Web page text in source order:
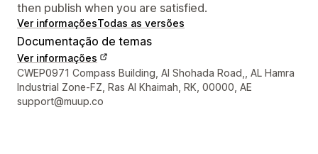
then publish when you are satisfied.
Ver informaçõesTodas as versões
Documentação de temas
Ver informações
Informações de contato do designer
CWEP0971 Compass Building, Al Shohada Road,, AL Hamra
Industrial Zone-FZ, Ras Al Khaimah, RK, 00000, AE
support@muup.co